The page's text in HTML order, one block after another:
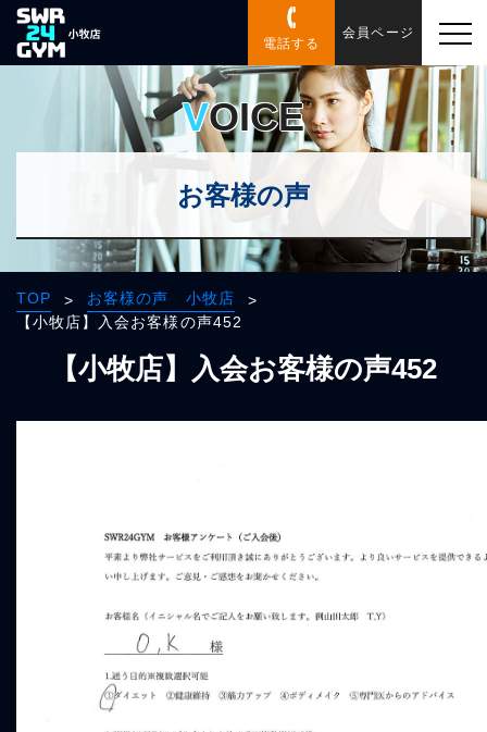
電話する
会員ページ
VOICE
お客様の声
TOP > お客様の声 小牧店
>
【小牧店】入会お客様の声452
【小牧店】入会お客様の声452